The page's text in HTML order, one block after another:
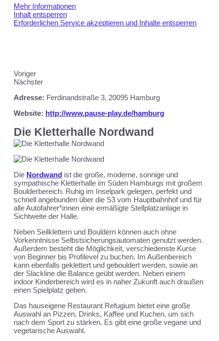
Mehr Informationen
Inhalt entsperren
Erforderlichen Service akzeptieren und Inhalte entsperren
Voriger
Nächster
Adresse: Ferdinandstraße 3, 20095 Hamburg
Website: http://www.pause-play.de/hamburg
Die Kletterhalle Nordwand
Die Nordwand ist die große, moderne, sonnige und
sympathische Kletterhalle im Süden Hamburgs mit großem
Boulderbereich. Ruhig im Inselpark gelegen, perfekt und
schnell angebunden über die S3 vom Hauptbahnhof und für
alle Autofahrer*innen eine ermäßigte Stellplatzanlage in
Sichtweite der Halle.
Neben Seilklettern und Bouldern können auch ohne
Vorkenntnisse Selbstsicherungsautomaten genutzt werden.
Außerdem besteht die Möglichkeit, verschiedenste Kurse
von Beginner bis Profilevel zu buchen. Im Außenbereich
kann ebenfalls geklettert und gebouldert werden, sowie an
der Slackline die Balance geübt werden. Neben einem
indoor Kinderbereich wird es in naher Zukunft auch draußen
einen Spielplatz geben.
Das hauseigene Restaurant Refugium bietet eine große
Auswahl an Pizzen, Drinks, Kaffee und Kuchen, um sich
nach dem Sport zu stärken. Es gibt eine große vegane und
vegetarische Auswahl.